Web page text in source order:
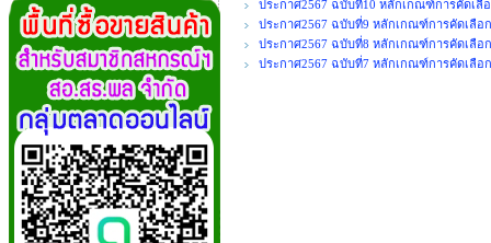
ประกาศ2567 ฉบับที่10 หลักเกณฑ์การคัดเลื
ประกาศ2567 ฉบับที่9 หลักเกณฑ์การคัดเลือ
ประกาศ2567 ฉบับที่8 หลักเกณฑ์การคัดเลือ
ประกาศ2567 ฉบับที่7 หลักเกณฑ์การคัดเลือ